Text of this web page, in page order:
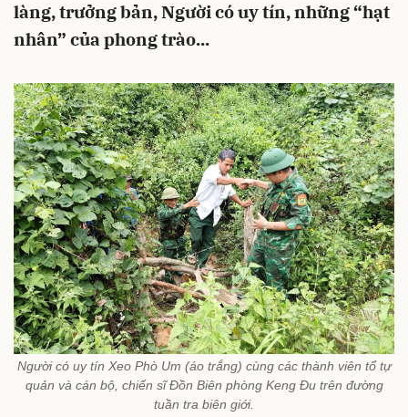
làng, trưởng bản, Người có uy tín, những “hạt
nhân” của phong trào...
Người có uy tín Xeo Phò Um (áo trắng) cùng các thành viên tổ tự
quản và cán bộ, chiến sĩ Đồn Biên phòng Keng Đu trên đường
tuần tra biên giới.